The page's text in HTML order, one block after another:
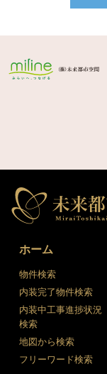
ホーム
物件検索
内装完了物件検索
内装中工事進捗状況
検索
地図から検索
フリーワード検索